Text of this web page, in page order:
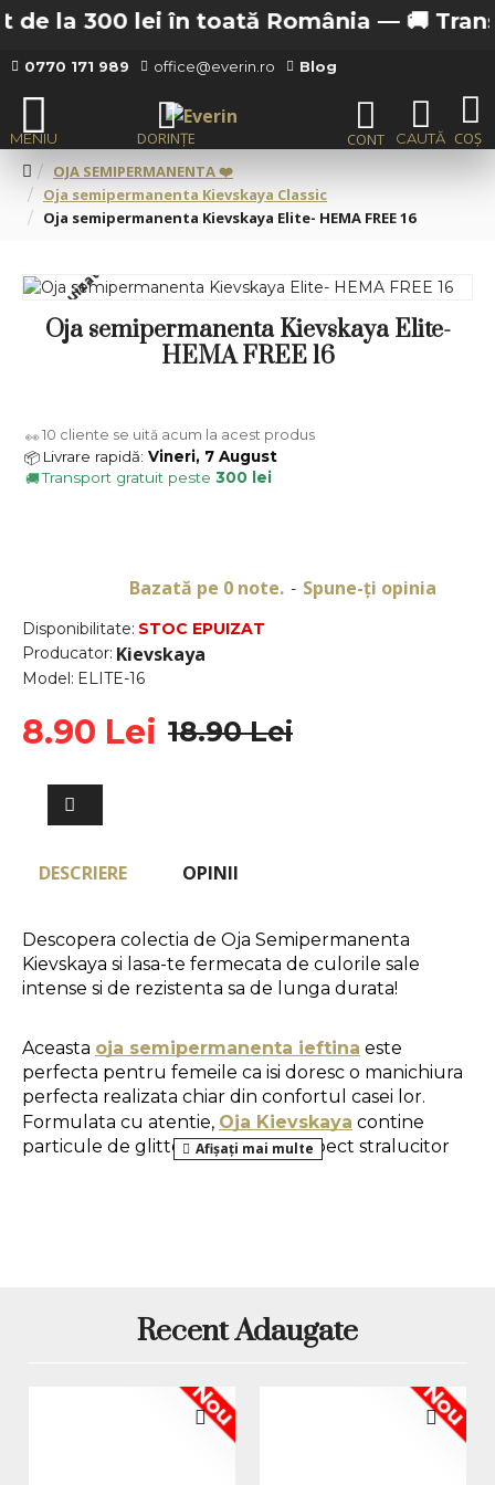
la 300 lei în toată România —🚚
0770 171 989 office@everin.ro Blog
OJA SEMIPERMANENTA ❤️
Oja semipermanenta Kievskaya Classic
Oja semipermanenta Kievskaya Elite- HEMA FREE 16
Stoc epuizat
Oja semipermanenta Kievskaya Elite-
HEMA FREE 16
Disponibilitate: STOC EPUIZAT
Producator: Kievskaya
Model: ELITE-16
Bazată pe 0 note. - Spune-ţi opinia
8.90 Lei 18.90 Lei
👀 10 cliente se uită acum la acest produs
📦 Livrare rapidă: Vineri, 7 August
🚚Transport gratuit peste 300 lei
DESCRIERE OPINII
Descopera colectia de Oja Semipermanenta
Kievskaya si lasa-te fermecata de culorile sale
intense si de rezistenta sa de lunga durata!
Aceasta oja semipermanenta ieftina este
perfecta pentru femeile ca isi doresc o manichiura
perfecta realizata chiar din confortul casei lor.
Formulata cu atentie, Oja Kievskaya contine
particule de glitter, oferind un aspect stralucitor
1. Pregatirea unghiei naturale: se da forma
unghiilor, se imping si se indeparteaza cuticulele,
luciul natural al unghiei.
se aplica un strat care se usuca
in 30 de secunde in lampa LED sau in 120 de
Recent Adaugate
Nou Nou